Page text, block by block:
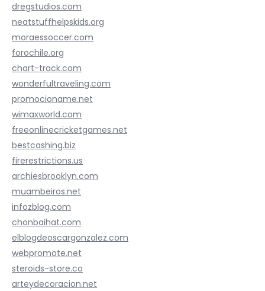
dregstudios.com
neatstuffhelpskids.org
moraessoccer.com
forochile.org
chart-track.com
wonderfultraveling.com
promocioname.net
wimaxworld.com
freeonlinecricketgames.net
bestcashing.biz
firerestrictions.us
archiesbrooklyn.com
muambeiros.net
infozblog.com
chonbaihat.com
elblogdeoscargonzalez.com
webpromote.net
steroids-store.co
arteydecoracion.net